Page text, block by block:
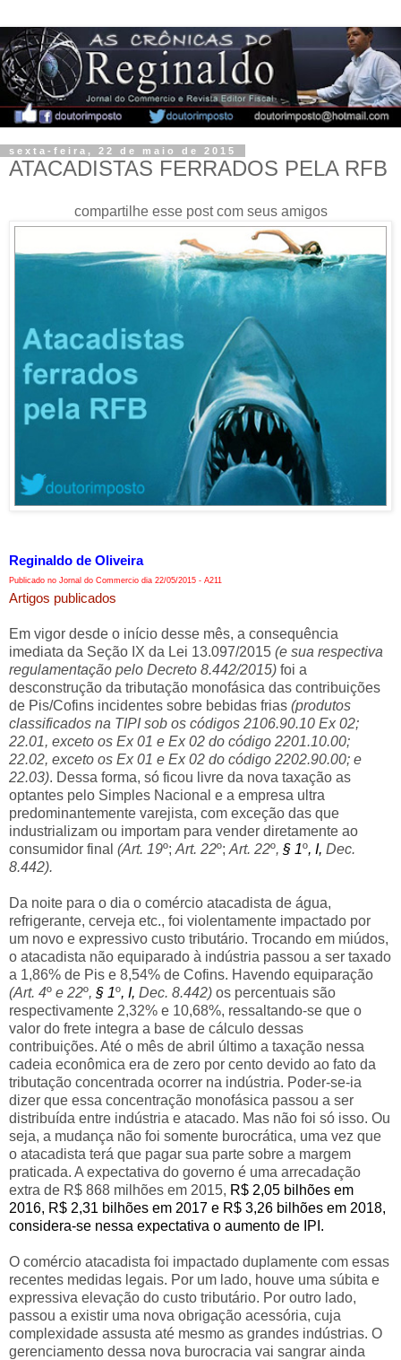
sexta-feira, 22 de maio de 2015
ATACADISTAS FERRADOS PELA RFB
compartilhe esse post com seus amigos
Reginaldo de Oliveira
Publicado no Jornal do Commercio dia 22/05/2015 - A211
Artigos publicados
Em vigor desde o início desse mês, a consequência
imediata da Seção IX da Lei 13.097/2015 (e sua respectiva
regulamentação pelo Decreto 8.442/2015) foi a
desconstrução da tributação monofásica das contribuições
de Pis/Cofins incidentes sobre bebidas frias (produtos
classificados na TIPI sob os códigos 2106.90.10 Ex 02;
22.01, exceto os Ex 01 e Ex 02 do código 2201.10.00;
22.02, exceto os Ex 01 e Ex 02 do código 2202.90.00; e
22.03). Dessa forma, só ficou livre da nova taxação as
optantes pelo Simples Nacional e a empresa ultra
predominantemente varejista, com exceção das que
industrializam ou importam para vender diretamente ao
consumidor final (Art. 19º; Art. 22º; Art. 22º, § 1º, I, Dec.
8.442).
Da noite para o dia o comércio atacadista de água,
refrigerante, cerveja etc., foi violentamente impactado por
um novo e expressivo custo tributário. Trocando em miúdos,
o atacadista não equiparado à indústria passou a ser taxado
a 1,86% de Pis e 8,54% de Cofins. Havendo equiparação
(Art. 4º e 22º, § 1º, I, Dec. 8.442) os percentuais são
respectivamente 2,32% e 10,68%, ressaltando-se que o
valor do frete integra a base de cálculo dessas
contribuições. Até o mês de abril último a taxação nessa
cadeia econômica era de zero por cento devido ao fato da
tributação concentrada ocorrer na indústria. Poder-se-ia
dizer que essa concentração monofásica passou a ser
distribuída entre indústria e atacado. Mas não foi só isso. Ou
seja, a mudança não foi somente burocrática, uma vez que
o atacadista terá que pagar sua parte sobre a margem
praticada. A expectativa do governo é uma arrecadação
extra de R$ 868 milhões em 2015, R$ 2,05 bilhões em
2016, R$ 2,31 bilhões em 2017 e R$ 3,26 bilhões em 2018,
considera-se nessa expectativa o aumento de IPI.
O comércio atacadista foi impactado duplamente com essas
recentes medidas legais. Por um lado, houve uma súbita e
expressiva elevação do custo tributário. Por outro lado,
passou a existir uma nova obrigação acessória, cuja
complexidade assusta até mesmo as grandes indústrias. O
gerenciamento dessa nova burocracia vai sangrar ainda